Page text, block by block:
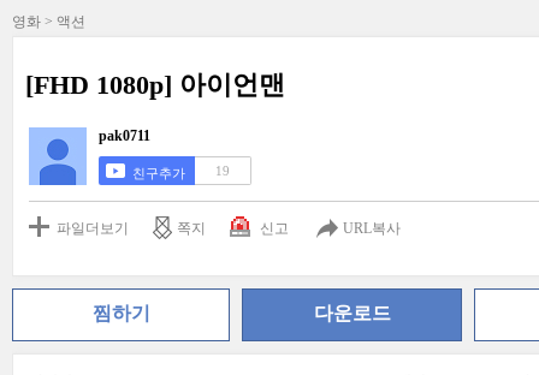
영화 > 액션
[FHD 1080p] 아이언맨
pak0711
친구추가 19
파일더보기 쪽지 신고 URL복사
찜하기 다운로드